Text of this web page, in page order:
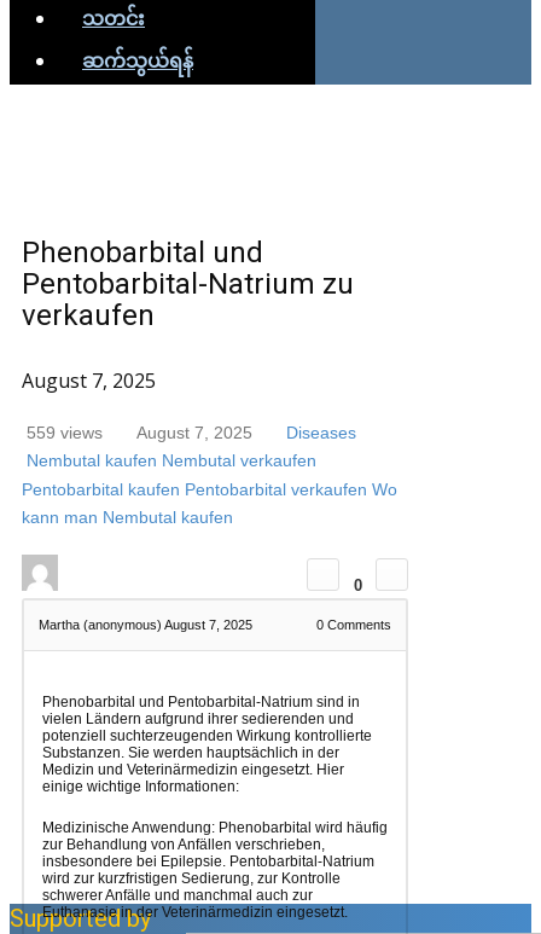
သတင်း
ဆက်သွယ်ရန်
Phenobarbital und
Pentobarbital-Natrium zu
verkaufen
August 7, 2025
559 views August 7, 2025
Diseases
Nembutal kaufen Nembutal verkaufen
Pentobarbital kaufen Pentobarbital verkaufen Wo
kann man Nembutal kaufen
0
Martha (anonymous) August 7, 2025 0 Comments
Phenobarbital und Pentobarbital-Natrium sind in
vielen Ländern aufgrund ihrer sedierenden und
potenziell suchterzeugenden Wirkung kontrollierte
Substanzen. Sie werden hauptsächlich in der
Medizin und Veterinärmedizin eingesetzt. Hier
einige wichtige Informationen:
Medizinische Anwendung: Phenobarbital wird häufig
zur Behandlung von Anfällen verschrieben,
insbesondere bei Epilepsie. Pentobarbital-Natrium
wird zur kurzfristigen Sedierung, zur Kontrolle
schwerer Anfälle und manchmal auch zur
Euthanasie in der Veterinärmedizin eingesetzt.
Supported by